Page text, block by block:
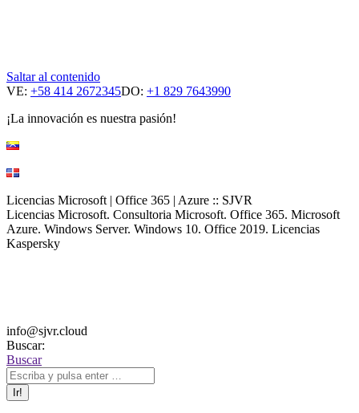
Saltar al contenido
VE: +58 414 2672345DO: +1 829 7643990
¡La innovación es nuestra pasión!
Licencias Microsoft | Office 365 | Azure :: SJVR
Licencias Microsoft. Consultoria Microsoft. Office 365. Microsoft
Azure. Windows Server. Windows 10. Office 2019. Licencias
Kaspersky
info@sjvr.cloud
Buscar:
Buscar